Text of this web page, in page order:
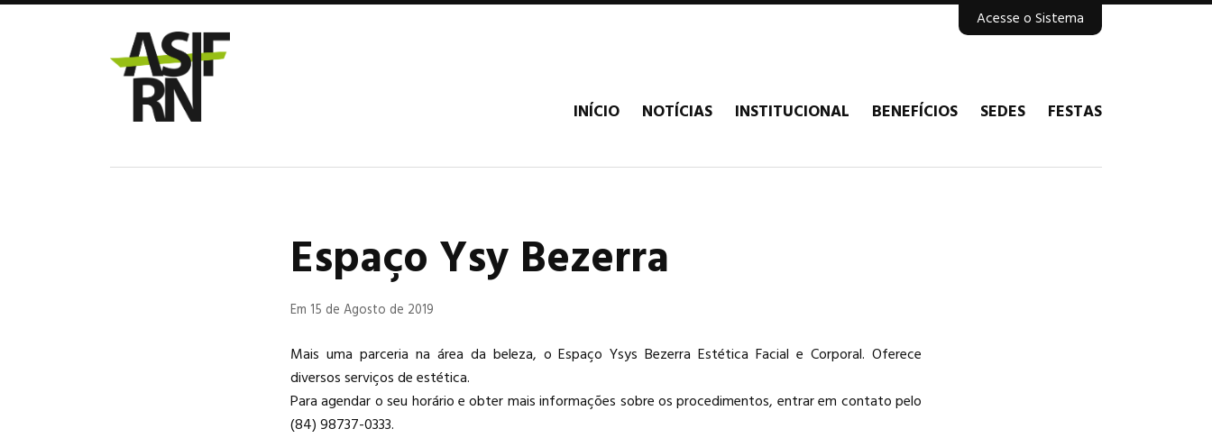
INÍCIO NOTÍCIAS INSTITUCIONAL BENEFÍCIOS SEDES FESTAS
Acesse o Sistema
Espaço Ysy Bezerra
Em 15 de Agosto de 2019
Mais uma parceria na área da beleza, o Espaço Ysys Bezerra Estética Facial e Corporal. Oferece
diversos serviços de estética.
Para agendar o seu horário e obter mais informações sobre os procedimentos, entrar em contato pelo
(84) 98737-0333.